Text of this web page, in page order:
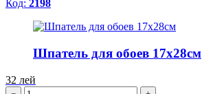
Код: 2198
Шпатель для обоев 17x28cм
32 лей